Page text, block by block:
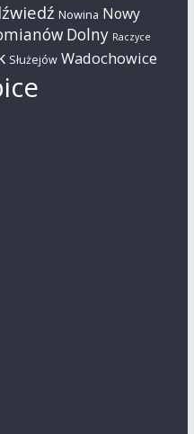
Nowina Nowy
Dolny Raczyce
Służejów Wadochowice